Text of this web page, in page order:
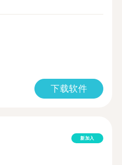
下载软件
新加入